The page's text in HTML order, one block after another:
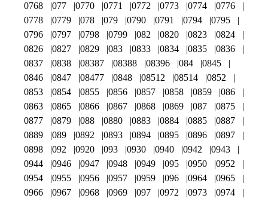
0768
077 0770 0771 0772 0773 0774
0776
0778
0779 078 079 0790 0791 0794
0795
0796
0797 0798 0799 082 0820 0823
0824
0826
0827 0829 083 0833 0834 0835
0836
0837
0838 08387 08388 08396 084
0845
0846
0847 08477 0848 08512 08514
0852
0853
0854 0855 0856 0857 0858 0859
086
0863
0865 0866 0867 0868 0869 087
0875
0877
0879 088 0880 0883 0884 0885
0887
0889
089 0892 0893 0894 0895 0896
0897
0898
092 0920 093 0930 0940 0942
0943
0944
0946 0947 0948 0949 095 0950
0952
0954
0955 0956 0957 0959 096 0964
0965
0966
0967 0968 0969 097 0972 0973
0974